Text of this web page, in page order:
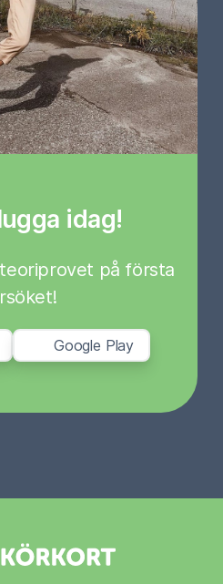
idag!
på första
Google Play